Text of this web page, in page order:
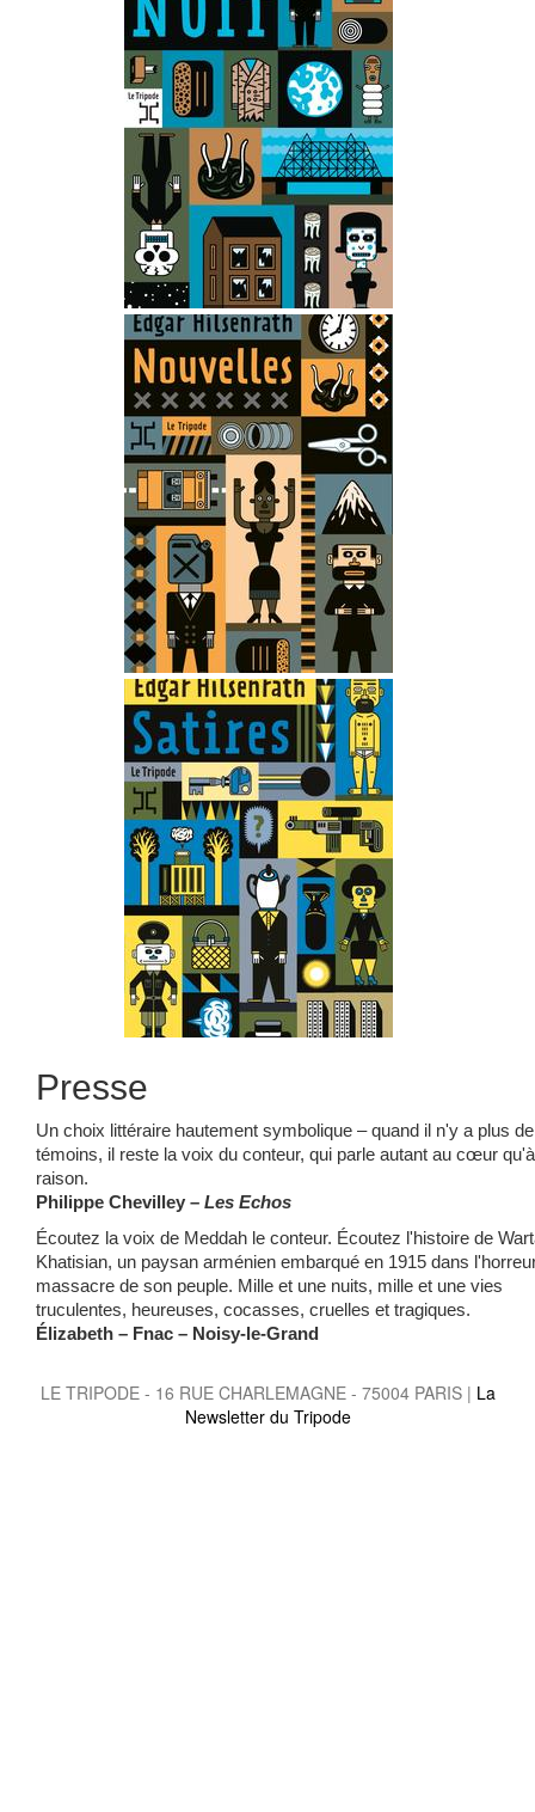
Presse
Un choix littéraire hautement symbolique – quand il n'y a plus de
témoins, il reste la voix du conteur, qui parle autant au cœur
raison.
Philippe Chevilley – Les Echos
Écoutez la voix de Meddah le conteur. Écoutez l'histoire de
Khatisian, un paysan arménien embarqué en 1915 dans
massacre de son peuple. Mille et une nuits, mille et une vies
truculentes, heureuses, cocasses, cruelles et tragiques.
Élizabeth – Fnac – Noisy-le-Grand
LE TRIPODE - 16 RUE CHARLEMAGNE - 75004 PARIS | La
Newsletter du Tripode